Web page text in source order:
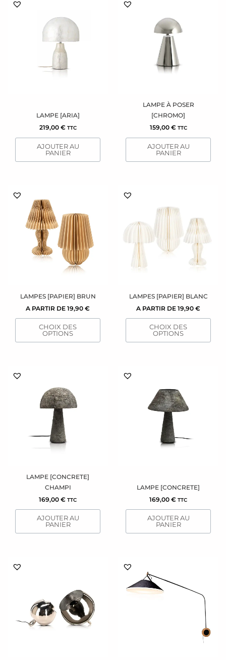
LAMPE [ARIA]
219,00 € TTC
AJOUTER AU
PANIER
LAMPE À POSER
[CHROMO]
159,00 € TTC
AJOUTER AU
PANIER
LAMPES [PAPIER] BRUN
A PARTIR DE 19,90 €
CHOIX DES
OPTIONS
plusieurs
variations.
Les
options
peuvent
sur
la
page
du
produit
LAMPES [PAPIER] BLANC
A PARTIR DE 19,90 €
CHOIX DES
OPTIONS
a
plusieurs
variations.
options
peuvent
sur
la
page
du
produit
LAMPE [CONCRETE]
CHAMPI
169,00 € TTC
AJOUTER AU
PANIER
LAMPE [CONCRETE]
169,00 € TTC
AJOUTER AU
PANIER
plusieurs
variations.
Les
options